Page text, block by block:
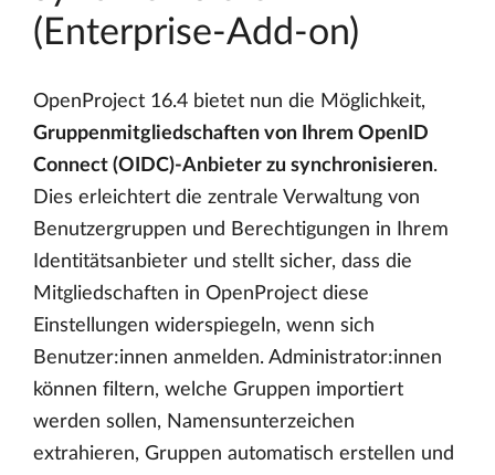
(Enterprise-Add-on)
OpenProject 16.4 bietet nun die Möglichkeit,
Gruppenmitgliedschaften von Ihrem OpenID
Connect (OIDC)-Anbieter zu synchronisieren.
Dies erleichtert die zentrale Verwaltung von
Benutzergruppen und Berechtigungen in Ihrem
Identitätsanbieter und stellt sicher, dass die
Mitgliedschaften in OpenProject diese
Einstellungen widerspiegeln, wenn sich
Benutzer:innen anmelden. Administrator:innen
können filtern, welche Gruppen importiert
werden sollen, Namensunterzeichen
extrahieren, Gruppen automatisch erstellen und